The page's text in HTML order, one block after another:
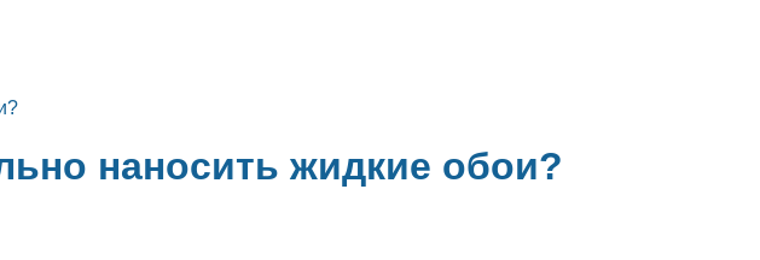
наносить жидкие обои?